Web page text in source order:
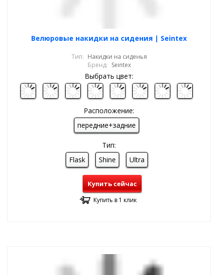
Велюровые накидки на сидения | Seintex
Тип: Накидки на сиденья
Бренд: Seintex
Выбрать цвет:
Расположение:
передние+задние
Тип:
Flask
Shine Ultra
Купить сейчас
Купить в 1 клик